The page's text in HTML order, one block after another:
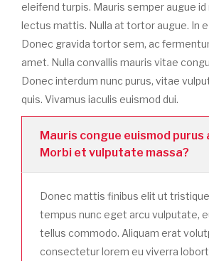
eleifend turpis. Mauris semper augue id
lectus mattis. Nulla at tortor augue. In
Donec gravida tortor sem, ac
amet. Nulla convallis mauris vitae
Donec interdum nunc purus, vitae
quis. Vivamus iaculis euismod dui.
Mauris congue euismod purus
Morbi et vulputate massa?
Donec mattis finibus elit ut
tempus nunc eget arcu vulputate,
tellus commodo. Aliquam erat
consectetur lorem eu viverra